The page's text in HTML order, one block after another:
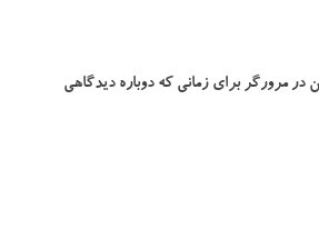
در مرورگر برای زمانی که دوباره دیدگاهی